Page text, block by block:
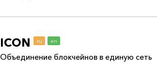
ICON ru en
Объединение блокчейнов в единую сеть